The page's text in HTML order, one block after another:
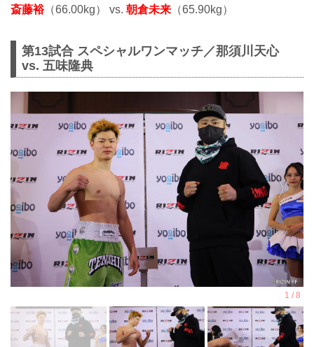
斎藤裕（66.00kg） vs. 朝倉未来 （65.90kg）
第13試合 スペシャルワンマッチ／那須川天心
vs. 五味隆典